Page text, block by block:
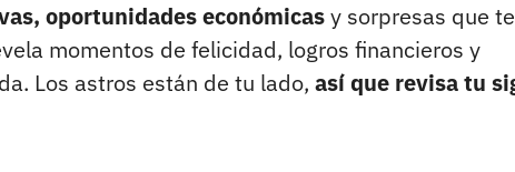
oportunidades económicasy sorpresas que te
momentos de felicidad, logros financieros y
Los astros están de tu lado, así que revisa tu